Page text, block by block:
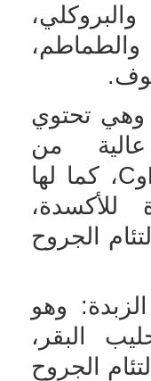
وهي تحتوي
من
وC، كما لها
الجروح
وهو
البقر،
الجروح